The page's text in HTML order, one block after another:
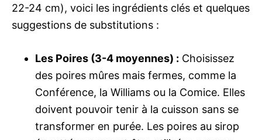
22-24 cm), voici les ingrédients clés et quelques
suggestions de substitutions :
Les Poires (3-4 moyennes) : Choisissez
des poires mûres mais fermes, comme la
Conférence, la Williams ou la Comice. Elles
doivent pouvoir tenir à la cuisson sans se
transformer en purée. Les poires au sirop